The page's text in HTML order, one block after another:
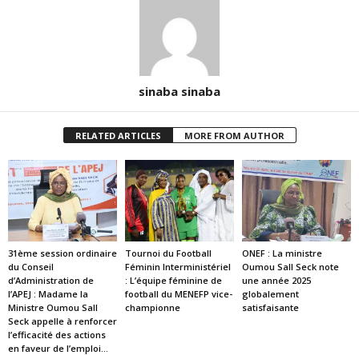
sinaba sinaba
RELATED ARTICLES MORE FROM AUTHOR
31ème session ordinaire
du Conseil
d’Administration de
l’APEJ : Madame la
Ministre Oumou Sall
Seck appelle à renforcer
l’efficacité des actions
en faveur de l’emploi...
Tournoi du Football
Féminin Interministériel
: L’équipe féminine de
football du MENEFP vice-
championne
ONEF : La ministre
Oumou Sall Seck note
une année 2025
globalement
satisfaisante